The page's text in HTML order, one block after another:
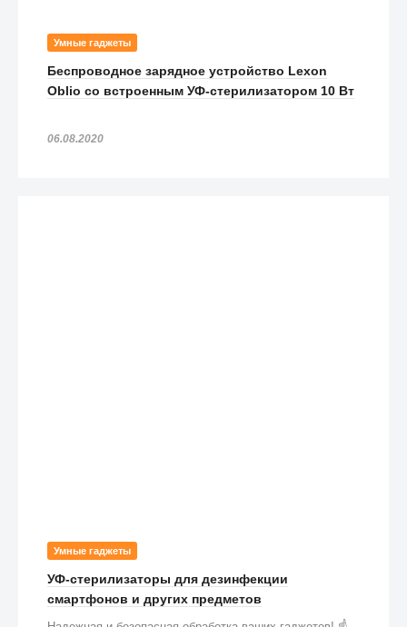
Умные гаджеты
Беспроводное зарядное устройство Lexon
Oblio со встроенным УФ-стерилизатором 10 Вт
06.08.2020
Умные гаджеты
УФ-стерилизаторы для дезинфекции
смартфонов и других предметов